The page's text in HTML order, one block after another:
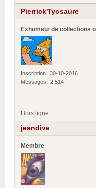
Pierrick'Tyosaure
Exhumeur de collections
Inscription : 30-10-2016
Messages : 2 514
Hors ligne
jeandive
Membre